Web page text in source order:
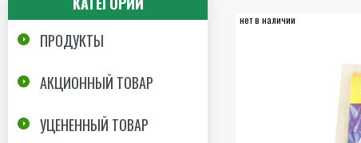
ПРОДУКТЫ
АКЦИОННЫЙ ТОВАР
УЦЕНЕННЫЙ ТОВАР
нет в наличии